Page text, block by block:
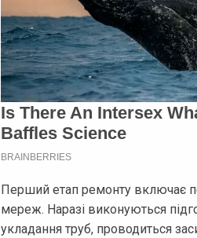
Перший етап ремонту включає
мереж. Наразі виконуються
укладання труб, проводиться